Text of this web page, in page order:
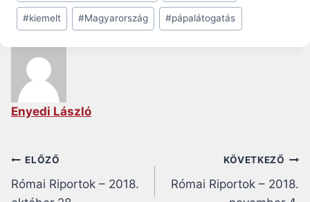
#kiemelt #Magyarország #pápalátogatás
Enyedi László
Bejegyzés
navigáció
ELŐZŐ
Római Riportok – 2018.
KÖVETKEZŐ
Római Riportok – 2018.